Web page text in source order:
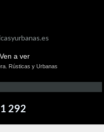
Rústicas y Urbanas
292